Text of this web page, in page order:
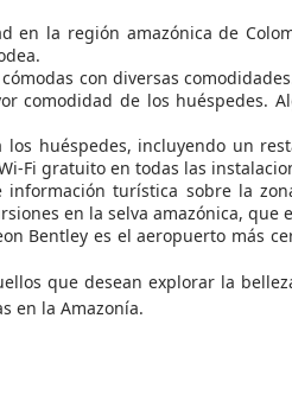
en la región amazónica de
con diversas
comodidad de los
huéspedes, incluyendo un
Fi gratuito en todas las
información turística sobre la
en la selva amazónica,
Bentley es el aeropuerto más
que desean explorar la
en la Amazonía.